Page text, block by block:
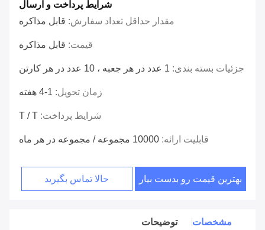
شرایط پرداخت و ارسال
مقدار حداقل تعداد سفارش: قابل مذاکره
قیمت: قابل مذاکره
جزئیات بسته بندی: 1 عدد در هر جعبه ، 10 عدد در هر کارتن
زمان تحویل: 1-4 هفته
شرایط پرداخت: T / T
قابلیت ارائه: 10000 مجموعه / مجموعه در هر ماه
بهترین قیمت رو بدست بیار حالا تماس بگیرید
مشخصات توضیحات